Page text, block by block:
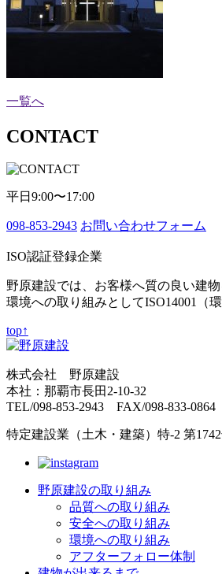
一覧へ
CONTACT
平日9:00〜17:00
098-853-2943 お問い合わせフォーム
ISO認証登録企業
野原建設では、お客様へ質の良い建
環境への取り組みとしてISO14001（
top↑
株式会社 野原建設
本社：那覇市長田2-10-32
TEL/098-853-2943 FAX/098-833-0864
特定建設業（土木・建築）特-2 第
野原建設の取り組み
品質への取り組み
安全への取り組み
環境への取り組み
アフターフォロー体制